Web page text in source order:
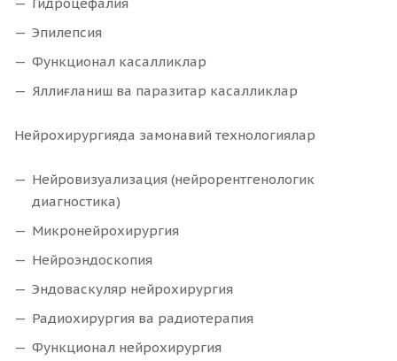
Эпилепсия
Функционал касалликлар
Яллиғланиш ва паразитар касалликлар
Нейрохирургияда замонавий технологиялар
Нейровизуализация (нейрорентгенологик
диагностика)
Микронейрохирургия
Нейроэндоскопия
Эндоваскуляр нейрохирургия
Радиохирургия ва радиотерапия
Функционал нейрохирургия